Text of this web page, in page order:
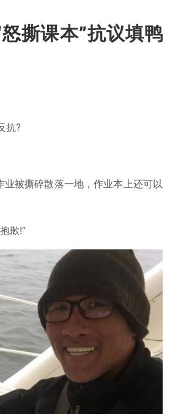
撕课本”抗议填鸭
抗?
被撕碎散落一地，作业本上还可以
歉!”